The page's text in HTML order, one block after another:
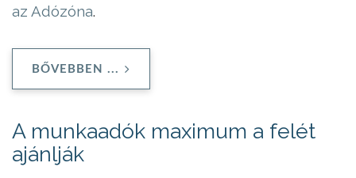
az Adózóna.
BŐVEBBEN ...
A munkaadók maximum a felét
ajánlják